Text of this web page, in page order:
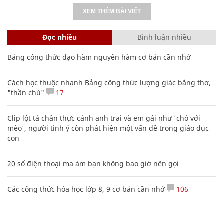
XEM THÊM BÀI VIẾT
Đọc nhiều Bình luận nhiều
Bảng công thức đạo hàm nguyên hàm cơ bản cần nhớ
Cách học thuộc nhanh Bảng công thức lượng giác bằng thơ,
"thần chú"
17
Clip lột tả chân thực cảnh anh trai và em gái như 'chó với
mèo', người tinh ý còn phát hiện một vấn đề trong giáo dục
con
20 số điện thoại ma ám bạn không bao giờ nên gọi
Các công thức hóa học lớp 8, 9 cơ bản cần nhớ 106